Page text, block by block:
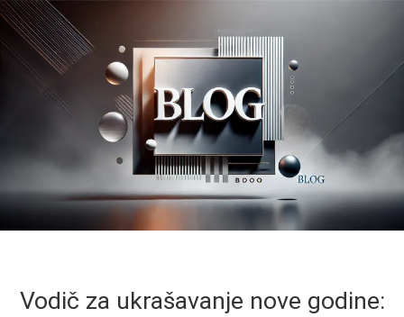
Vodič za ukrašavanje nove godine: